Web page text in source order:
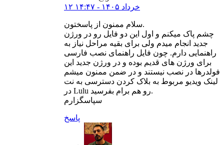
۱۲ خرداد ۱۴۰۵ - ۱۴:۴۷
سلام ممنون از پاسختون.
چشم پاک میکنم و اول این دو فایل رو در ورژن
جدید انجام میدم ولی برای بقیه مراحل نیاز به
راهنمایی دارم. چون فایل راهنمای نصب فارسی
برای ورژن های قدیم بوده و در ورژن جدید این
فولدرها در نصب نیستند و در ضمن ممنون میشم
لینک ویدیو مربوط به بلاک کردن دسترسی به نت
در Lulu رو هم برام بفرسید.
سپاسگزارم
پاسخ